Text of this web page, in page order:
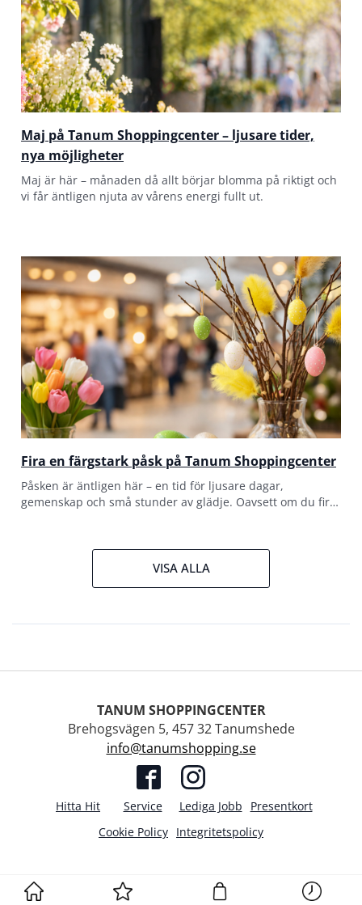
Maj på Tanum Shoppingcenter – ljusare tider,
nya möjligheter
Maj är här – månaden då allt börjar blomma på riktigt och
vi får äntligen njuta av vårens energi fullt ut.
Fira en färgstark påsk på Tanum Shoppingcenter
Påsken är äntligen här – en tid för ljusare dagar,
gemenskap och små stunder av glädje. Oavsett om du firar
VISA ALLA
TANUM SHOPPINGCENTER
Brehogsvägen 5, 457 32 Tanumshede
info@tanumshopping.se
Hitta Hit Service Lediga Jobb
Presentkort
Cookie Policy Integritetspolicy